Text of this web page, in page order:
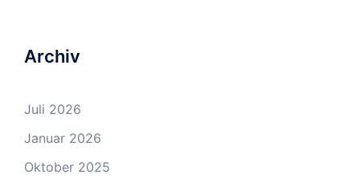
Archiv
Juli 2026
Januar 2026
Oktober 2025